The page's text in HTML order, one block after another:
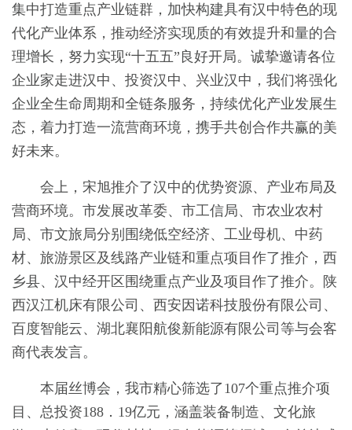
集中打造重点产业链群，加快构建具有汉中特色的现
代化产业体系，推动经济实现质的有效提升和量的合
理增长，努力实现“十五五”良好开局。诚挚邀请各位
企业家走进汉中、投资汉中、兴业汉中，我们将强化
企业全生命周期和全链条服务，持续优化产业发展生
态，着力打造一流营商环境，携手共创合作共赢的美
好未来。
会上，宋旭推介了汉中的优势资源、产业布局及
营商环境。市发展改革委、市工信局、市农业农村
局、市文旅局分别围绕低空经济、工业母机、中药
材、旅游景区及线路产业链和重点项目作了推介，西
乡县、汉中经开区围绕重点产业及项目作了推介。陕
西汉江机床有限公司、西安因诺科技股份有限公司、
百度智能云、湖北襄阳航俊新能源有限公司等与会客
商代表发言。
本届丝博会，我市精心筛选了107个重点推介项
目、总投资188．19亿元，涵盖装备制造、文化旅